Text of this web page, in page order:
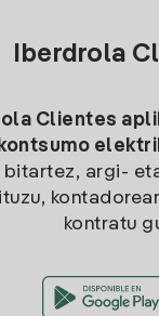
Iberdrola
Clientes
bitartez, argi-
kontratu